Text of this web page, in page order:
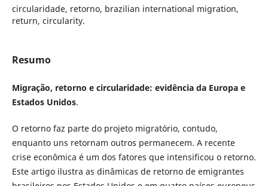
circularidade, retorno, brazilian international migration,
return, circularity.
Resumo
Migração, retorno e circularidade: evidência da Europa e
Estados Unidos.
O retorno faz parte do projeto migratório, contudo,
enquanto uns retornam outros permanecem. A recente
crise econômica é um dos fatores que intensificou o retorno.
Este artigo ilustra as dinâmicas de retorno de emigrantes